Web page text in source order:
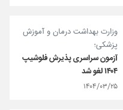
وزارت بهداشت درمان و آموزش
پزشکی؛
آزمون سراسری پذیرش فلوشیپ
۱۴۰۴ لغو شد
۱۴۰۴/۰۳/۲۵